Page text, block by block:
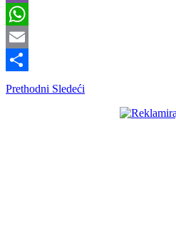
Viber
WhatsApp
Email
Share
Prethodni Sledeći